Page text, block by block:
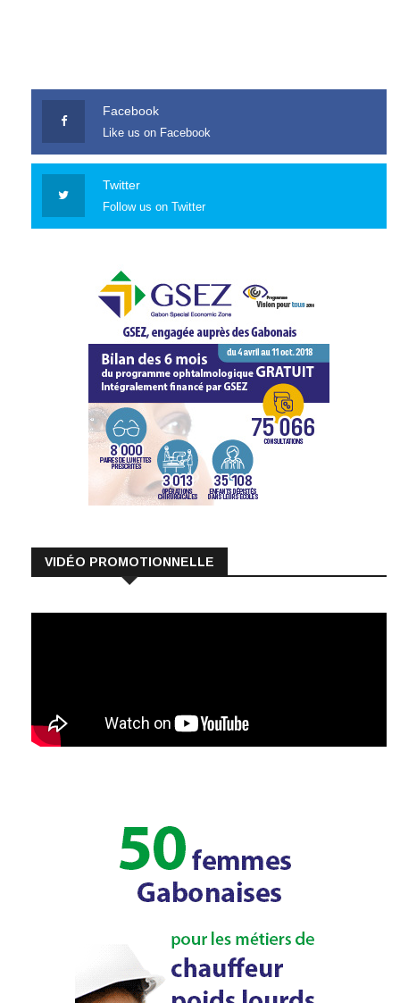
Facebook
Like us on Facebook
Twitter
Follow us on Twitter
VIDÉO PROMOTIONNELLE